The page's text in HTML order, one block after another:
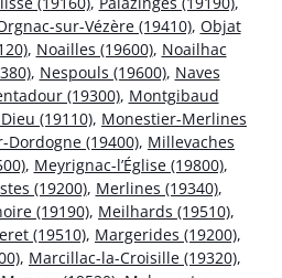
sur-Vézère (19410), Objat
, Noailles (19600), Noailhac
, Nespouls (19600), Naves
(19300), Montgibaud
(19110), Monestier-Merlines
Dordogne (19400), Millevaches
, Meyrignac-l’Église (19800),
(19200), Merlines (19340),
(19190), Meilhards (19510),
(19510), Margerides (19200),
, Marcillac-la-Croisille (19320),